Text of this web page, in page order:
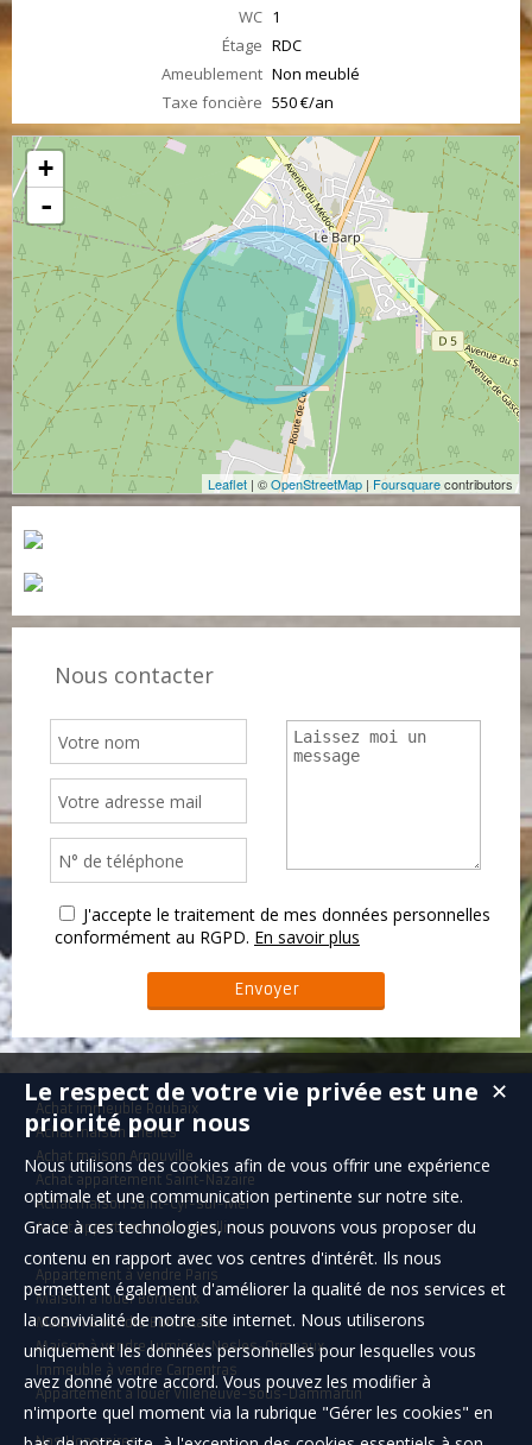
WC 1
Étage RDC
Ameublement Non meublé
Taxe foncière 550 €/an
+
-
Leaflet | ©OpenStreetMap | Foursquarecontributors
Nous contacter
J'accepte le traitement de mes données personnelles
conformément au RGPD. En savoir plus
Achat immeuble Roubaix
Achat maison Chelles
Achat maison Arnouville
Achat appartement Saint-Nazaire
Achat maison Saint-Cyr-sur-Mer
Achat appartement Montpellier
Appartement à vendre Paris
Maison à louer Bordeaux
Maison à vendre Bonnétable
Maison à vendre Lumigny-Nesles-Ormeaux
Immeuble à vendre Carpentras
Appartement à louer Villeneuve-sous-Dammartin
Nos Honoraires
✕
Le respect de votre vie privée est une
priorité pour nous
Nous utilisons des cookies afin de vous offrir une expérience
optimale et une communication pertinente sur notre site.
Grace à ces technologies, nous pouvons vous proposer du
contenu en rapport avec vos centres d'intérêt. Ils nous
permettent également d'améliorer la qualité de nos services et
la convivialité de notre site internet. Nous utiliserons
uniquement les données personnelles pour lesquelles vous
avez donné votre accord. Vous pouvez les modifier à
n'importe quel moment via la rubrique "Gérer les cookies" en